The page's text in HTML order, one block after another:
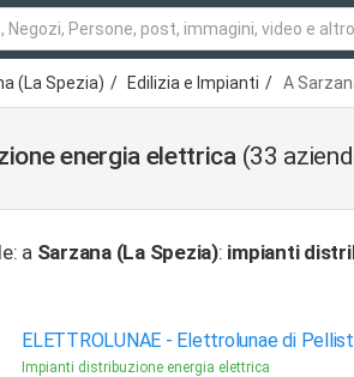
(La Spezia) Edilizia e Impianti A
energia elettrica (33
a Sarzana (La Spezia): impianti
ELETTROLUNAE - Elettrolunae di
Impianti distribuzione energia elettrica